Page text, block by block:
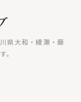
県大和・綾瀬・藤
。